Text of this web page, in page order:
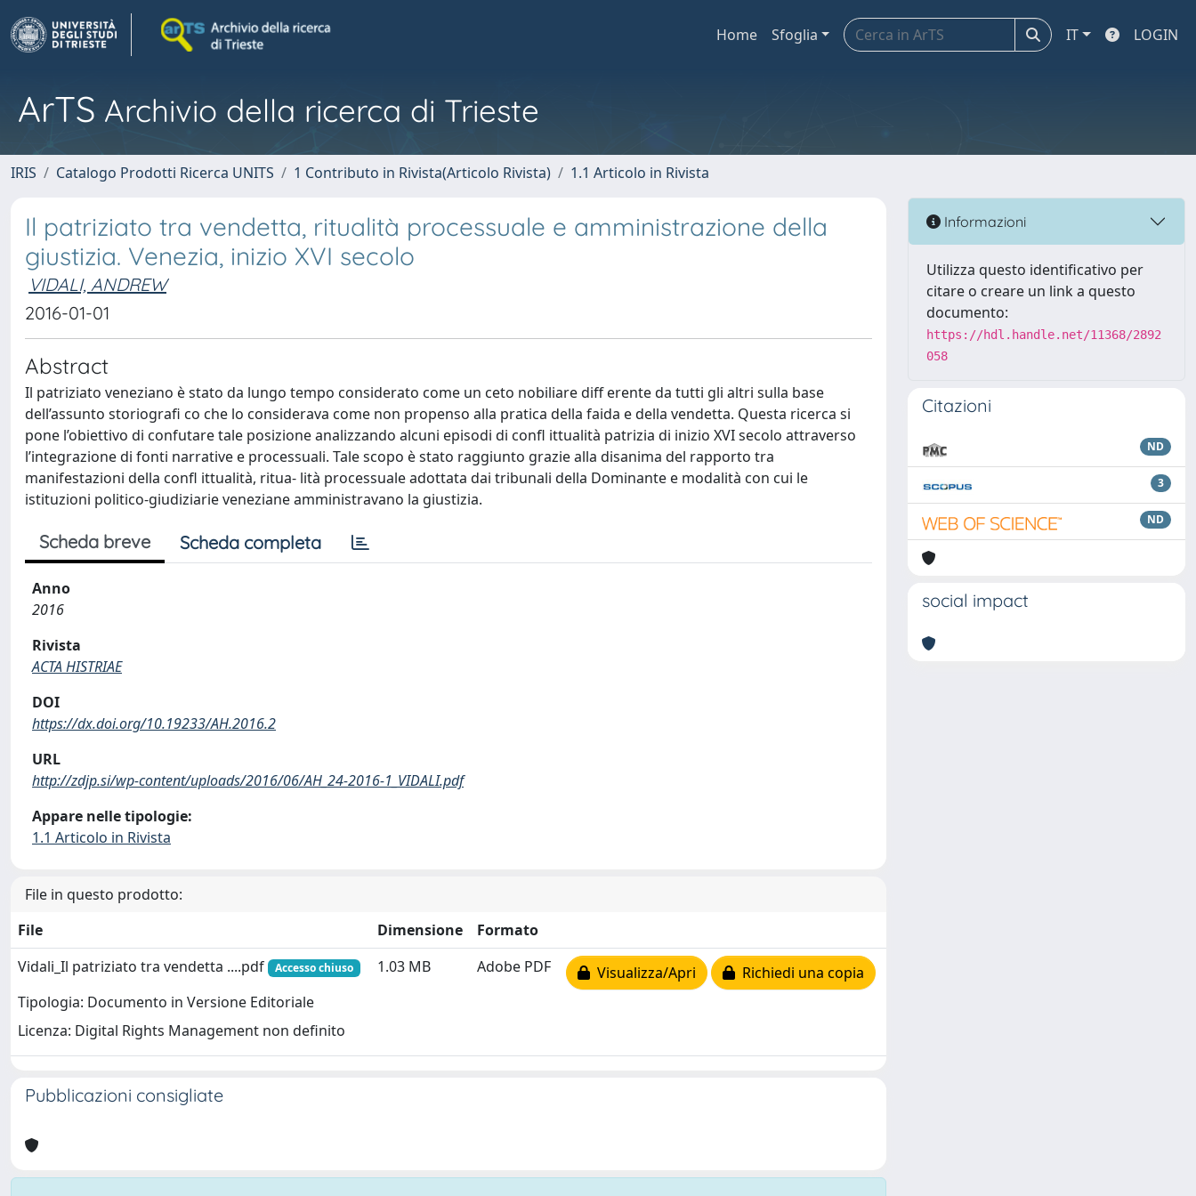
Home Sfoglia IT LOGIN
ArTS Archivio della ricerca di Trieste
IRIS Catalogo Prodotti Ricerca UNITS 1 Contributo in Rivista(Articolo Rivista) 1.1 Articolo in Rivista
Il patriziato tra vendetta, ritualità processuale e amministrazione della
giustizia. Venezia, inizio XVI secolo
VIDALI, ANDREW
2016-01-01
Abstract
Il patriziato veneziano è stato da lungo tempo considerato come un ceto nobiliare diﬀ erente da tutti gli altri sulla base
dell’assunto storiograﬁ co che lo considerava come non propenso alla pratica della faida e della vendetta. Questa ricerca si
pone l’obiettivo di confutare tale posizione analizzando alcuni episodi di confl ittualità patrizia di inizio XVI secolo attraverso
l’integrazione di fonti narrative e processuali. Tale scopo è stato raggiunto grazie alla disanima del rapporto tra
manifestazioni della confl ittualità, ritua- lità processuale adottata dai tribunali della Dominante e modalità con cui le
istituzioni politico-giudiziarie veneziane amministravano la giustizia.
Scheda breve Scheda completa
Anno
2016
Rivista
ACTA HISTRIAE
DOI
https://dx.doi.org/10.19233/AH.2016.2
URL
http://zdjp.si/wp-content/uploads/2016/06/AH_24-2016-1_VIDALI.pdf
Appare nelle tipologie:
1.1 Articolo in Rivista
File in questo prodotto:
File
Dimensione
Formato
Vidali_Il patriziato tra vendetta ....pdf
Accesso chiuso
Tipologia: Documento in Versione Editoriale
Licenza: Digital Rights Management non definito
1.03 MB Adobe PDF Visualizza/Apri Richiedi una copia
Pubblicazioni consigliate
Informazioni
Utilizza questo identificativo per
citare o creare un link a questo
documento:
https://hdl.handle.net/11368/2892
058
Citazioni
ND
3
ND
social impact